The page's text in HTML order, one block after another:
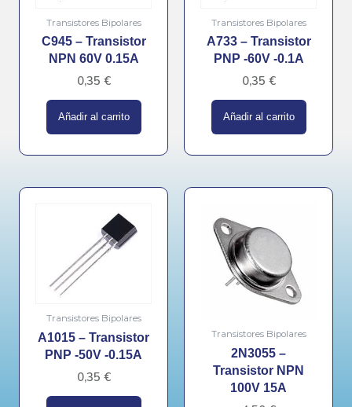
Transistores Bipolares
C945 – Transistor
NPN 60V 0.15A
0,35 €
Añadir al carrito
Transistores Bipolares
A733 – Transistor
PNP -60V -0.1A
0,35 €
Añadir al carrito
Transistores Bipolares
A1015 – Transistor
PNP -50V -0.15A
0,35 €
Transistores Bipolares
2N3055 –
Transistor NPN
100V 15A